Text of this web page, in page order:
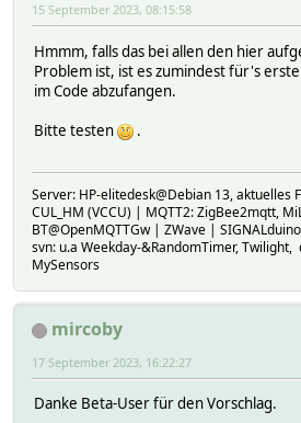
15 September 2023, 08:15:58
Hmmm, falls das bei allen den hier
Problem ist, ist es zumindest für's
im Code abzufangen.
Bitte testen
.
Server: HP-elitedesk@Debian 13, aktuelles
CUL_HM (VCCU) | MQTT2: ZigBee2mqtt,
BT@OpenMQTTGw | ZWave |
svn: u.a Weekday-&RandomTimer,
MySensors
mircoby
17 September 2023, 16:22:27
Danke Beta-User für den Vorschlag.